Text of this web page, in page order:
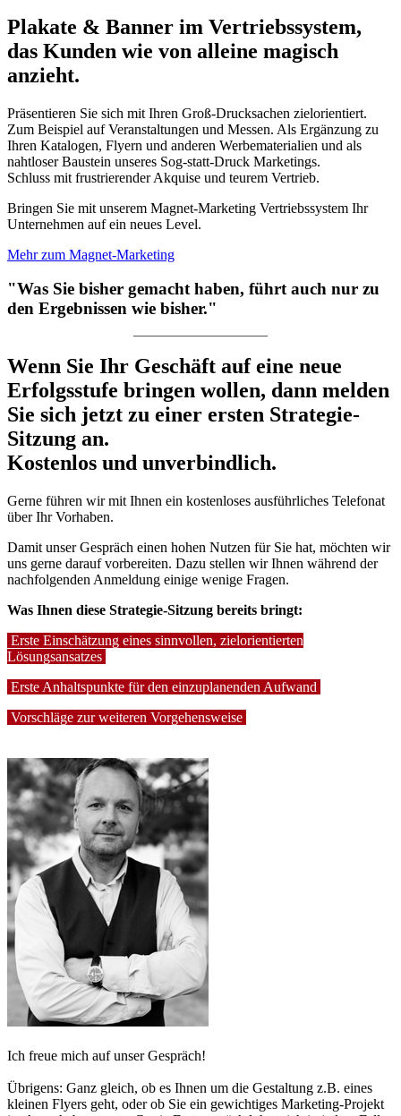
Plakate & Banner im Vertriebssystem,
das Kunden wie von alleine magisch
anzieht.
Präsentieren Sie sich mit Ihren Groß-Drucksachen zielorientiert.
Zum Beispiel auf Veranstaltungen und Messen. Als Ergänzung zu
Ihren Katalogen, Flyern und anderen Werbematerialien und als
nahtloser Baustein unseres Sog-statt-Druck Marketings.
Schluss mit frustrierender Akquise und teurem Vertrieb.
Bringen Sie mit unserem Magnet-Marketing Vertriebssystem Ihr
Unternehmen auf ein neues Level.
Mehr zum Magnet-Marketing
"Was Sie bisher gemacht haben, führt auch nur zu
den Ergebnissen wie bisher."
Wenn Sie Ihr Geschäft auf eine neue
Erfolgsstufe bringen wollen, dann melden
Sie sich jetzt zu einer ersten Strategie-
Sitzung an.
Kostenlos und unverbindlich.
Gerne führen wir mit Ihnen ein kostenloses ausführliches Telefonat
über Ihr Vorhaben.
Damit unser Gespräch einen hohen Nutzen für Sie hat, möchten wir
uns gerne darauf vorbereiten. Dazu stellen wir Ihnen während der
nachfolgenden Anmeldung einige wenige Fragen.
Was Ihnen diese Strategie-Sitzung bereits bringt:
Erste Einschätzung eines sinnvollen, zielorientierten
Lösungsansatzes
Erste Anhaltspunkte für den einzuplanenden Aufwand
Vorschläge zur weiteren Vorgehensweise
Ich freue mich auf unser Gespräch!
Übrigens: Ganz gleich, ob es Ihnen um die Gestaltung z.B. eines
kleinen Flyers geht, oder ob Sie ein gewichtiges Marketing-Projekt